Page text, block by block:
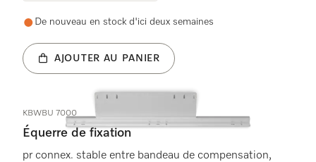
De nouveau en stock d'ici deux semaines
AJOUTER AU PANIER
KBWBU 7000
Équerre de fixation
pr connex. stable entre bandeau de compensation,